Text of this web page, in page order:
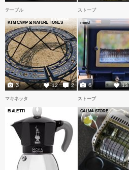
テーブル
KTM CAMP ✖️ NATURE TONES
12 2
3
ストーブ
mind
13
6
マキネッタ
BIALETTI
ストーブ
CALMA STORE